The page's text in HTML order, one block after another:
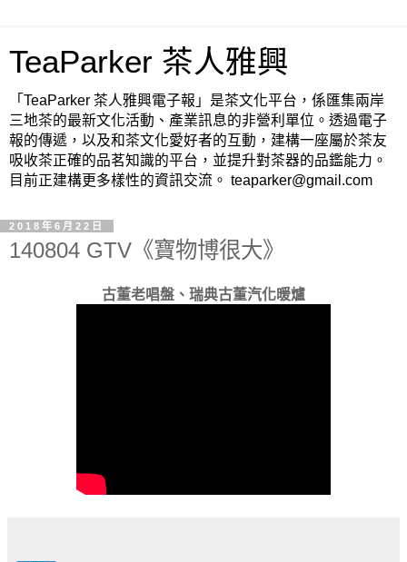
TeaParker 茶人雅興
「TeaParker 茶人雅興電子報」是茶文化平台，係匯集兩岸
三地茶的最新文化活動、產業訊息的非營利單位。透過電子
報的傳遞，以及和茶文化愛好者的互動，建構一座屬於茶友
吸收茶正確的品茗知識的平台，並提升對茶器的品鑑能力。
目前正建構更多樣性的資訊交流。 teaparker@gmail.com
2018年6月22日
140804 GTV《寶物博很大》
古董老唱盤、瑞典古董汽化暖爐